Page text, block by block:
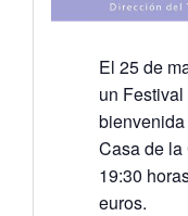
El 25 de
un
Casa de
19:30
euros.